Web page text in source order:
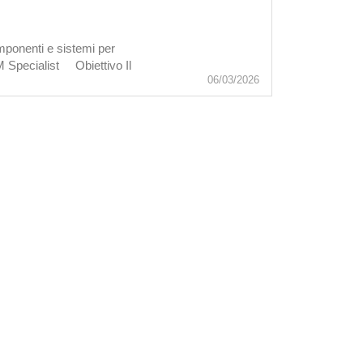
e sistemi per
Specialist Obiettivo Il
06/03/2026